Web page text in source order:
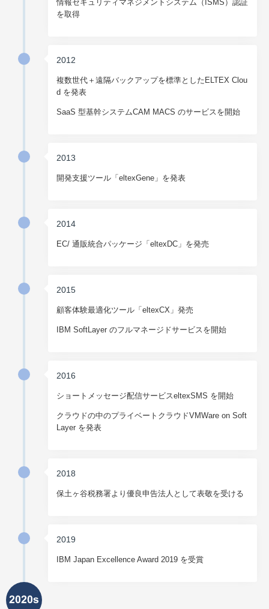
情報セキュリティマネジメントシステム（ISMS）認証
を取得
2012
複数世代＋遠隔バックアップを標準としたELTEX Clou
d を発表
SaaS 型基幹システムCAM MACS のサービスを開始
2013
開発支援ツール「eltexGene」を発表
2014
EC/ 通販統合パッケージ「eltexDC」を発売
2015
顧客体験最適化ツール「eltexCX」発売
IBM SoftLayer のフルマネージドサービスを開始
2016
ショートメッセージ配信サービスeltexSMS を開始
クラウドの中のプライベートクラウドVMWare on Soft
Layer を発表
2018
保土ヶ谷税務署より優良申告法人として表敬を受ける
2019
IBM Japan Excellence Award 2019 を受賞